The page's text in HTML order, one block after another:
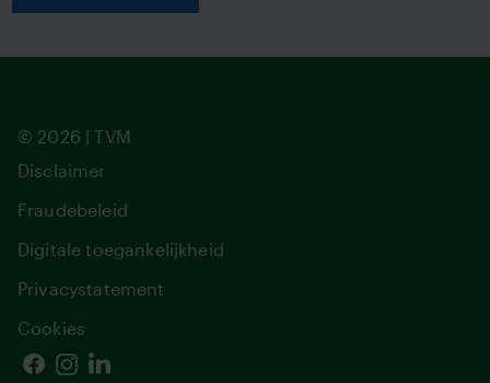
© 2026 | TVM
Disclaimer
Fraudebeleid
Digitale toegankelijkheid
Privacystatement
Cookies
Facebook
Instagram
Linkedin